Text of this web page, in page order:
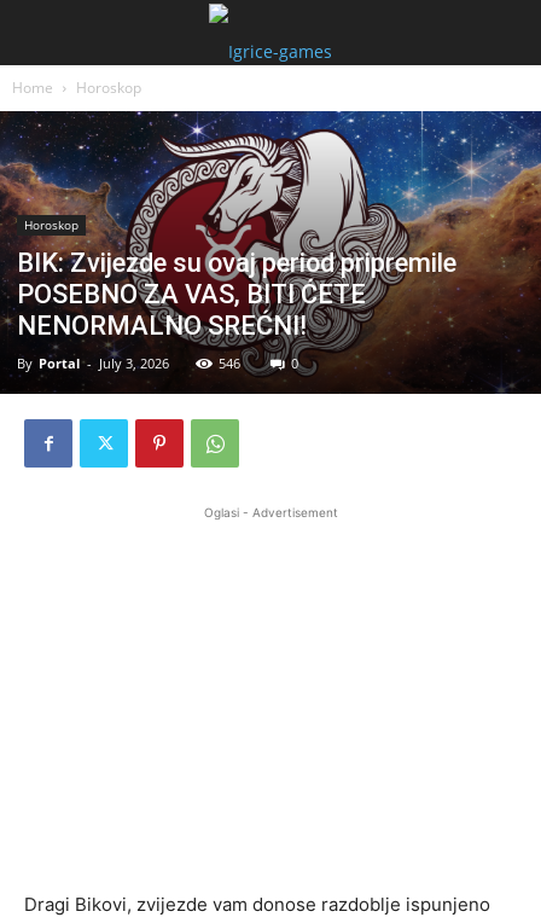
Home Horoskop
Horoskop
BIK: Zvijezde su ovaj period pripremile
POSEBNO ZA VAS, BITI ĆETE
NENORMALNO SREĆNI!
By Portal - July 3, 2026 546 0
Oglasi - Advertisement
Dragi Bikovi, zvijezde vam donose razdoblje ispunjeno